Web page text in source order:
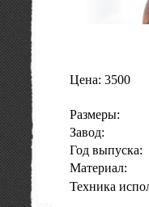
Цена: 3500
Размеры:
Завод:
Год выпуска:
Материал:
Техника